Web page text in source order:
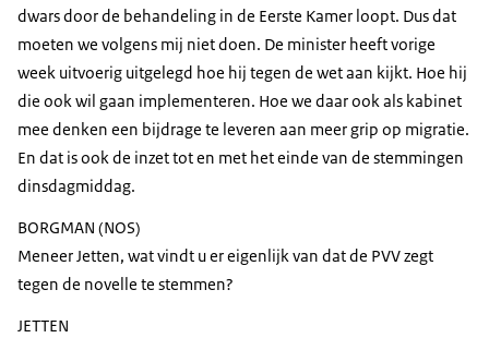
dwars door de behandeling in de Eerste Kamer loopt. Dus dat
moeten we volgens mij niet doen. De minister heeft vorige
week uitvoerig uitgelegd hoe hij tegen de wet aan kijkt. Hoe hij
die ook wil gaan implementeren. Hoe we daar ook als kabinet
mee denken een bijdrage te leveren aan meer grip op migratie.
En dat is ook de inzet tot en met het einde van de stemmingen
dinsdagmiddag.
BORGMAN (NOS)
Meneer Jetten, wat vindt u er eigenlijk van dat de PVV zegt
tegen de novelle te stemmen?
JETTEN